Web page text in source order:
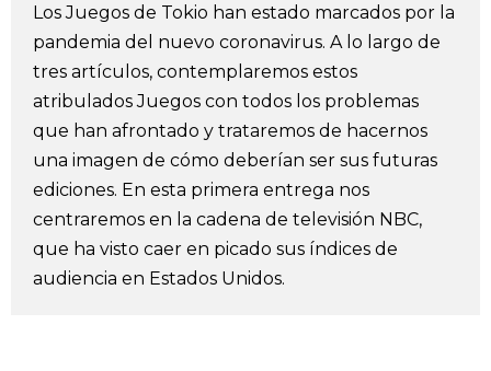
En profundidad
Noticias
Datos de Japón
Fragmentos de Japón
official SNS
Los Juegos de Tokio han estado marcados por la
pandemia del nuevo coronavirus. A lo largo de
tres artículos, contemplaremos estos
atribulados Juegos con todos los problemas
que han afrontado y trataremos de hacernos
una imagen de cómo deberían ser sus futuras
ediciones. En esta primera entrega nos
centraremos en la cadena de televisión NBC,
que ha visto caer en picado sus índices de
audiencia en Estados Unidos.